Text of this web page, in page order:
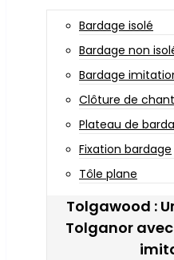
Bardage isolé
Bardage non
Bardage
Clôture de
Plateau de
Fixation bardage
Tôle plane
Tolgawood :
Tolganor